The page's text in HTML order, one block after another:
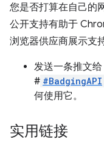
您是否打算在自己的
公开支持有助于
浏览器供应商展示支
发送一条推文给
# #BadgingAPI
何使用它。
实用链接